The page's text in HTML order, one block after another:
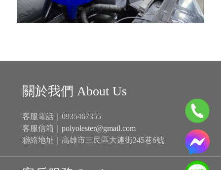
關於我們 About Us
客服電話｜0935467355
客服信箱｜ polyolester@gmail.com
聯絡地址｜高雄市三民區大連街345巷6號